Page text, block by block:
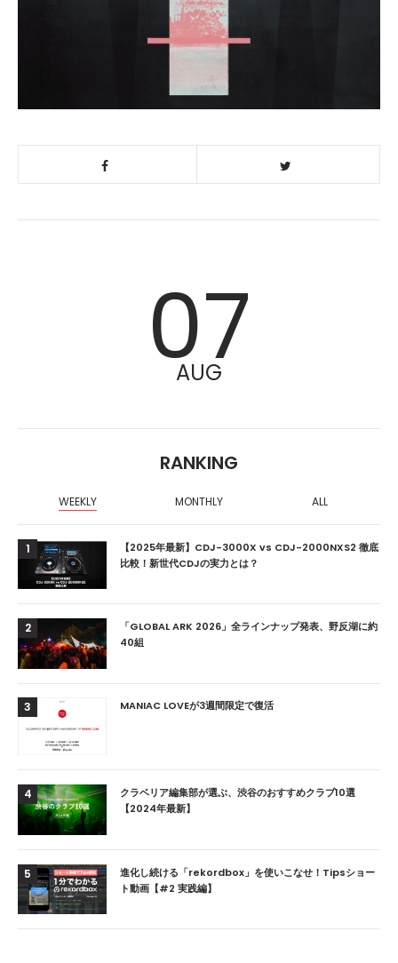
07
AUG
RANKING
WEEKLY MONTHLY ALL
1
【2025年最新】CDJ-3000X vs CDJ-2000NXS2 徹底
比較！新世代CDJの実力とは？
2
「GLOBAL ARK 2026」全ラインナップ発表、野反湖に約
40組
3 MANIAC LOVEが3週間限定で復活
4
クラベリア編集部が選ぶ、渋谷のおすすめクラブ10選
【2024年最新】
5
進化し続ける「rekordbox」を使いこなせ！Tipsショー
ト動画【#2 実践編】